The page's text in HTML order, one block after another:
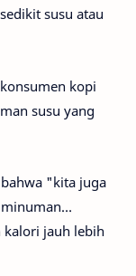
susu atau
kopi
susu yang
"kita juga
kalori jauh lebih